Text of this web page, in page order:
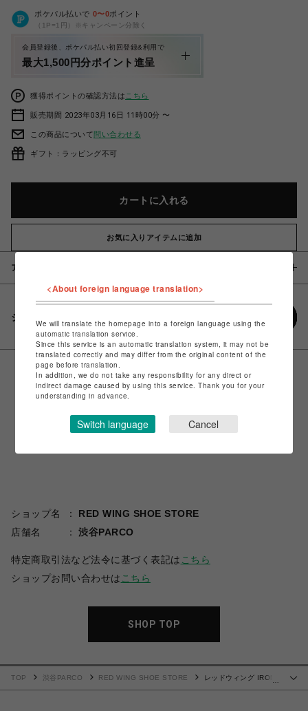
ポケパル払いで 0〜0ポイント
（1P=1円）※キャンペーン分除く
会員登録後、ポケパル払い初回登録&利用で
最大1,500円分ポイント進呈
獲得ポイントの確認方法は こちら
販売期間 2023年03月16日 11時00分 〜
この商品について問い合わせる
ギフト：ラッピング不可
カートに入れる
お気に入りアイテムに追加
アイテム説明 / 素材
シェアする
ショップ名
RED WING SHOE STORE
店舗名
渋谷PARCO
特定商取引法など法令に基づく表記は こちら
ショップお問い合わせは こちら
SHOP TOP
TOP 渋谷PARCO RED WING SHOE STORE
レッドウィング IRON
<About foreign language translation>
We will translate the homepage into a foreign language using the
automatic translation service.
Since this service is an automatic translation system, it may not be
translated correctly and may differ from the original content of the
page before translation.
In addition, we do not take any responsibility for any direct or
indirect damage caused by using this service. Thank you for your
understanding in advance.
Switch language Cancel